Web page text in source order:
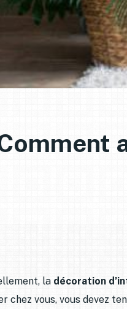
la décoration
chez vous, vous devez